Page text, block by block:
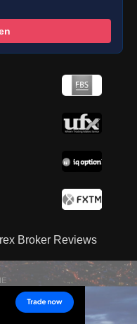
Broker Reviews